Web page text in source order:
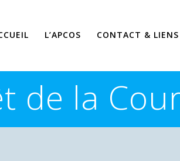
L’APCOS CONTACT & LIENS
de la